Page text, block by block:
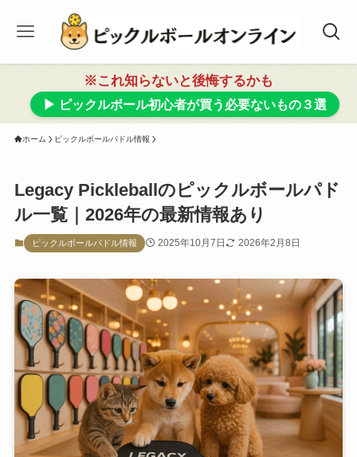
※これ知らないと後悔するかも
▶ ピックルボール初心者が買う必要ないもの３選
ホーム ピックルボールパドル情報
Legacy Pickleballのピックルボールパド
ル一覧｜2026年の最新情報あり
ピックルボールパドル情報 2025年10月7日 2026年2月8日